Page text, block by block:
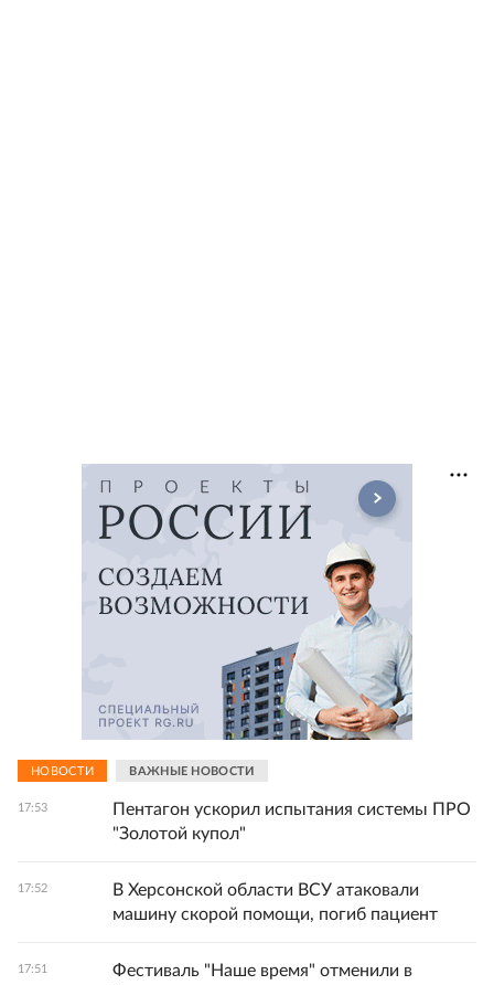
НОВОСТИ ВАЖНЫЕ НОВОСТИ
17:53
Пентагон ускорил испытания системы ПРО
"Золотой купол"
17:52
В Херсонской области ВСУ атаковали
машину скорой помощи, погиб пациент
17:51
Фестиваль "Наше время" отменили в